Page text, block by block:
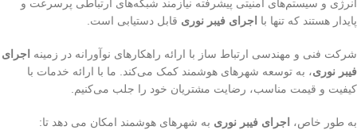
انرژی و سیستم‌های امنیتی پیشرفته نیازمند شبکه‌های ارتباطی پرسرعت و
پایدار هستند که تنها با
اجرای فیبر نوری قابل دستیابی است.
شرکت فنی و مهندسی ارتباط ساز با ارائه راهکارهای نوآورانه در زمینه
اجرای
فیبر نوری، به توسعه شهرهای هوشمند کمک می‌کند. ما با ارائه خدمات با
کیفیت و قیمت مناسب، رضایت مشتریان خود را جلب می‌کنیم.
به طور خاص، اجرای فیبر نوری به شهرهای هوشمند امکان می دهد تا: